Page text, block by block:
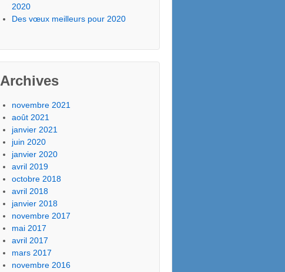
2020
Des vœux meilleurs pour 2020
Archives
novembre 2021
août 2021
janvier 2021
juin 2020
janvier 2020
avril 2019
octobre 2018
avril 2018
janvier 2018
novembre 2017
mai 2017
avril 2017
mars 2017
novembre 2016